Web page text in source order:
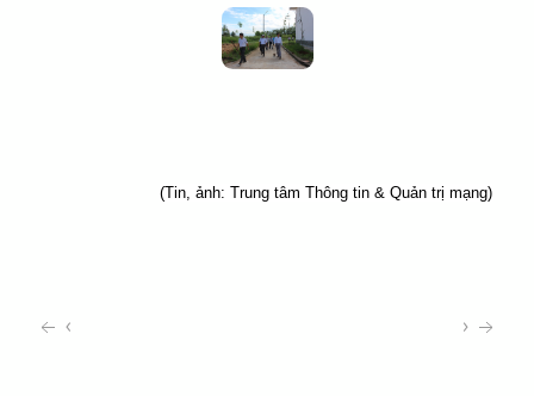
(Tin, ảnh: Trung tâm Thông tin & Quản trị mạng)
‹ ›